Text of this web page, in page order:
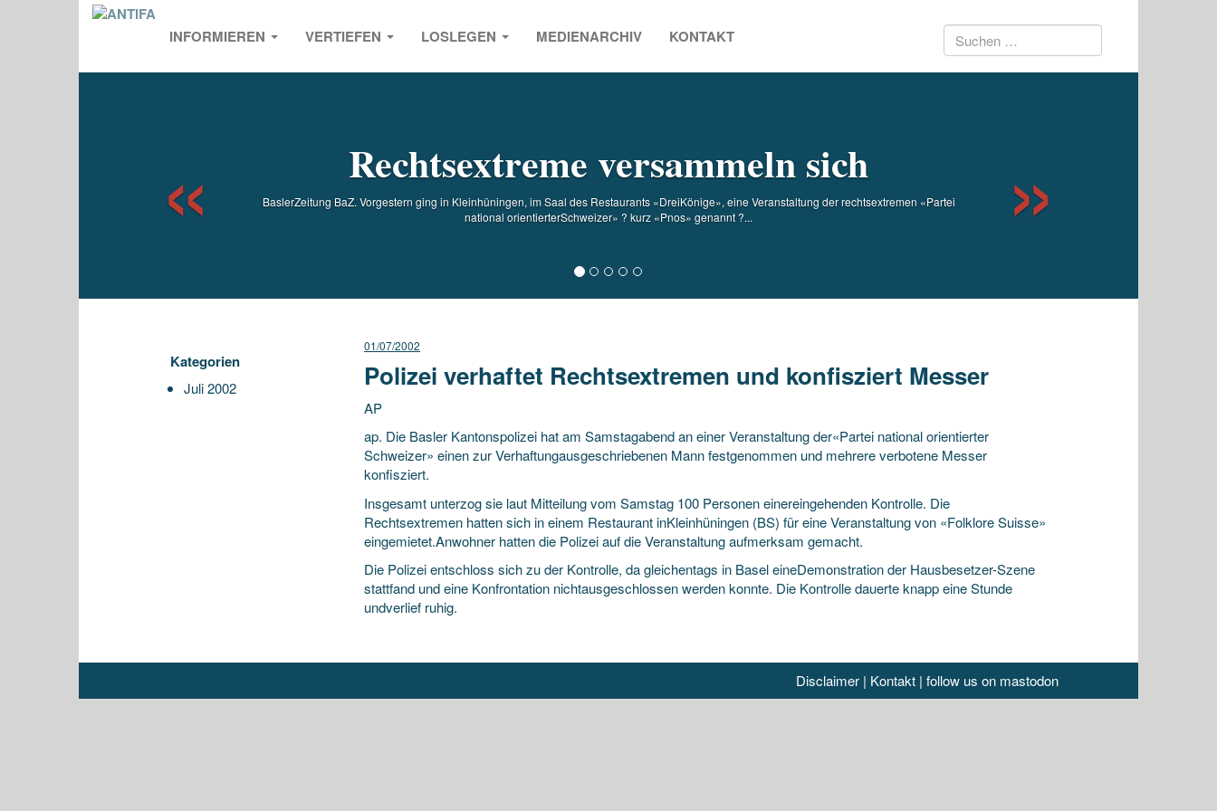
INFORMIEREN VERTIEFEN LOSLEGEN MEDIENARCHIV KONTAKT Suchen
Rechtsextreme versammeln sich
BaslerZeitung BaZ. Vorgestern ging in Kleinhüningen, im Saal des Restaurants «DreiKönige», eine Veranstaltung der rechtsextremen «Partei
national orientierterSchweizer» ? kurz «Pnos» genannt ?...
Kategorien
Juli 2002
01/07/2002
Polizei verhaftet Rechtsextremen und konfisziert Messer
AP
ap. Die Basler Kantonspolizei hat am Samstagabend an einer Veranstaltung der«Partei national orientierter
Schweizer» einen zur Verhaftungausgeschriebenen Mann festgenommen und mehrere verbotene Messer
konfisziert.
Insgesamt unterzog sie laut Mitteilungvom Samstag 100 Personen einereingehenden Kontrolle. Die
Rechtsextremen hatten sich in einem Restaurant inKleinhüningen (BS) für eine Veranstaltung von «Folklore Suisse»
eingemietet.Anwohner hatten die Polizei auf die Veranstaltung aufmerksam gemacht.
Die Polizei entschloss sich zu der Kontrolle, da gleichentags in Basel eineDemonstration der Hausbesetzer-Szene
stattfand und eine Konfrontation nichtausgeschlossen werden konnte. Die Kontrolle dauerte knapp eine Stunde
undverlief ruhig.
Disclaimer| Kontakt| follow us on mastodon